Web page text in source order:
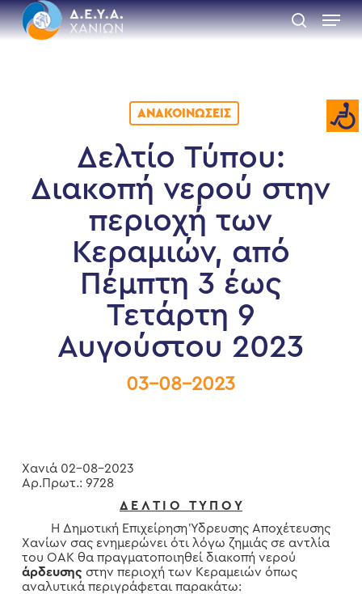
Skip
to
main
search
Menu
ΑΝΑΚΟΙΝΏΣΕΙΣ
Δελτίο Τύπου:
Διακοπή νερού στην
περιοχή των
Κεραμιών, από
Πέμπτη 3 έως
Τετάρτη 9
Αυγούστου 2023
03-08-2023
Χανιά 02-08-2023
Αρ.Πρωτ.: 9728
Δ Ε Λ Τ Ι Ο Τ Υ Π Ο Υ
Η Δημοτική Επιχείρηση Ύδρευσης Αποχέτευσης
Χανίων σας ενημερώνει ότι λόγω ζημιάς σε αντλία
του ΟΑΚ θα πραγματοποιηθεί διακοπή νερού
άρδευσης στην περιοχή των Κεραμειών όπως
αναλυτικά περιγράφεται παρακάτω: